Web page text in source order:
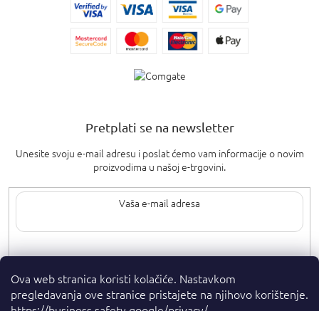
Ova web stranica koristi kolačiće. Nastavkom
pregledavanja ove stranice pristajete na njihovo korištenje.
Pretplati se na newsletter
Unesite svoju e-mail adresu i poslat ćemo vam informacije o novim
proizvodima u našoj e-trgovini.
Upisom svoje e-pošte pristajete nauvjete privatnosti.